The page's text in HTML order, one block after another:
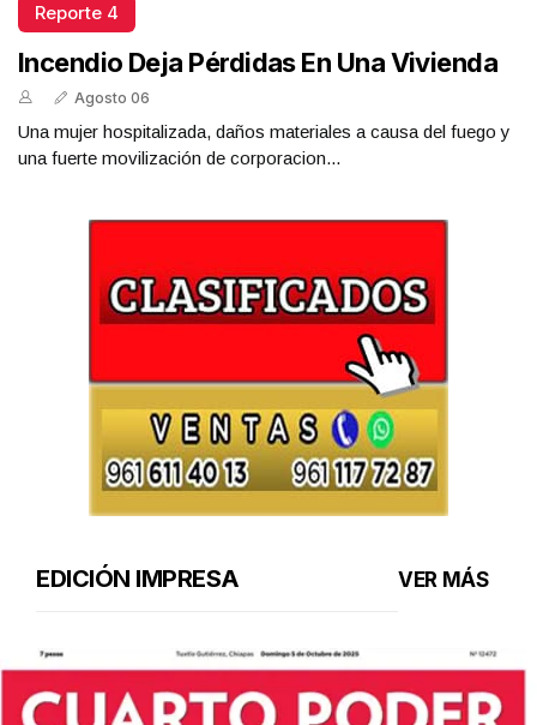
Reporte 4
Incendio Deja Pérdidas En Una Vivienda
Agosto 06
Una mujer hospitalizada, daños materiales a causa del fuego y
una fuerte movilización de corporacion...
EDICIÓN IMPRESA VER MÁS